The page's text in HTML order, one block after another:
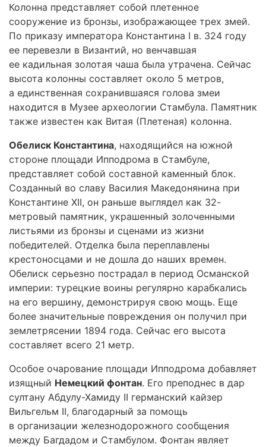
Колонна представляет собой плетенное
сооружение из бронзы, изображающее трех змей.
По приказу императора Константина I в. 324 году
ее перевезли в Византий, но венчавшая
ее кадильная золотая чаша была утрачена. Сейчас
высота колонны составляет около 5 метров,
а единственная сохранившаяся голова змеи
находится в Музее археологии Стамбула. Памятник
также известен как Витая (Плетеная) колонна.
Обелиск Константина, находящийся на южной
стороне площади Ипподрома в Стамбуле,
представляет собой составной каменный блок.
Созданный во славу Василия Македонянина при
Константине XII, он раньше выглядел как 32-
метровый памятник, украшенный золоченными
листьями из бронзы и сценами из жизни
победителей. Отделка была переплавлены
крестоносцами и не дошла до наших времен.
Обелиск серьезно пострадал в период Османской
империи: турецкие воины регулярно карабкались
на его вершину, демонстрируя свою мощь. Еще
более значительные повреждения он получил при
землетрясении 1894 года. Сейчас его высота
составляет всего 21 метр.
Особое очарование площади Ипподрома добавляет
изящный Немецкий фонтан. Его преподнес в дар
султану Абдулу-Хамиду II германский кайзер
Вильгельм II, благодарный за помощь
в организации железнодорожного сообщения
между Багдадом и Стамбулом. Фонтан являет